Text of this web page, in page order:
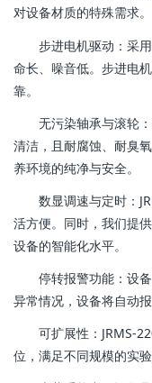
对设备材质的特殊需求。
步进电机驱动：采
命长、噪音低。步进电
靠。
无污染轴承与滚轮
清洁，且耐腐蚀、耐臭
养环境的纯净与安全。
数显调速与定时：
活方便。同时，我们提
设备的智能化水平。
停转报警功能：设
异常情况，设备将自动
可扩展性：JRMS-
位，满足不同规模的实验